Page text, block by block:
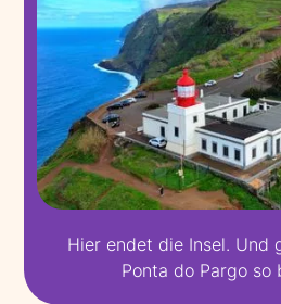
Hier endet die Insel. Und
Ponta do Pargo so